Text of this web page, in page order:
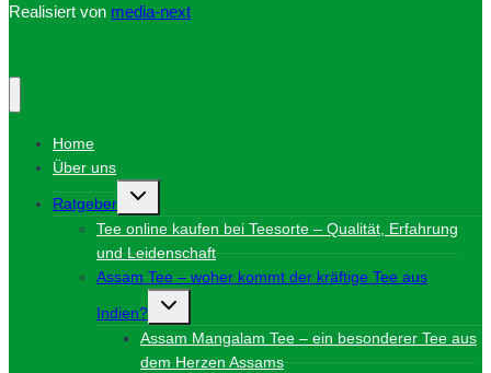
Realisiert von media-next
Home
Über uns
Ratgeber
Untermenü
Tee online kaufen bei Teesorte – Qualität, Erfahrung
und Leidenschaft
Assam Tee – woher kommt der kräftige Tee aus
Indien?
Untermenü
Assam Mangalam Tee – ein besonderer Tee aus
dem Herzen Assams